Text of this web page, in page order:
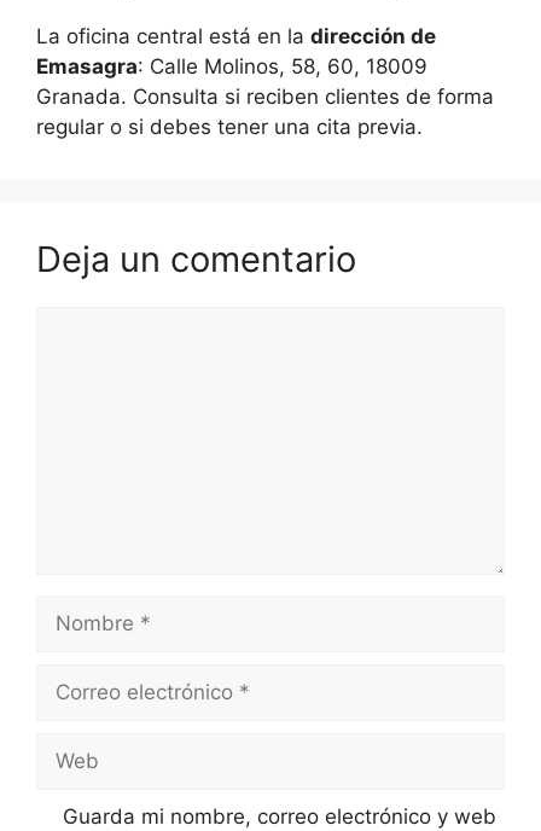
La oficina central está en la dirección de
Emasagra: Calle Molinos, 58, 60, 18009
Granada. Consulta si reciben clientes de forma
regular o si debes tener una cita previa.
Deja un comentario
Nombre
Correo
Web
Guarda mi nombre, correo electrónico y web